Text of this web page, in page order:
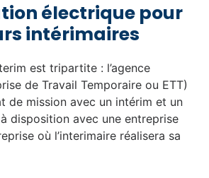
électrique pour
intérimaires
est tripartite : l’agence
de Travail Temporaire ou ETT)
de mission avec un intérim et un
disposition avec une entreprise
où l’interimaire réalisera sa